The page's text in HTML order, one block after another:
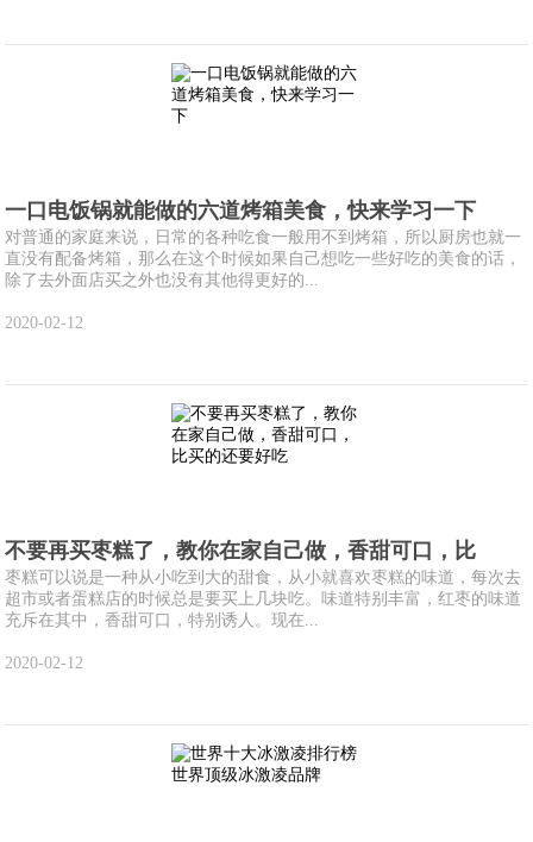
一口电饭锅就能做的六道烤箱美食，快来学习一下
对普通的家庭来说，日常的各种吃食一般用不到烤箱，所以厨房也就一
直没有配备烤箱，那么在这个时候如果自己想吃一些好吃的美食的话，
除了去外面店买之外也没有其他得更好的...
2020-02-12
不要再买枣糕了，教你在家自己做，香甜可口，比
枣糕可以说是一种从小吃到大的甜食，从小就喜欢枣糕的味道，每次去
超市或者蛋糕店的时候总是要买上几块吃。味道特别丰富，红枣的味道
充斥在其中，香甜可口，特别诱人。现在...
2020-02-12